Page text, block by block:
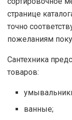
странице
точно
пожеланиям
Сантехника
товаров:
ванные;